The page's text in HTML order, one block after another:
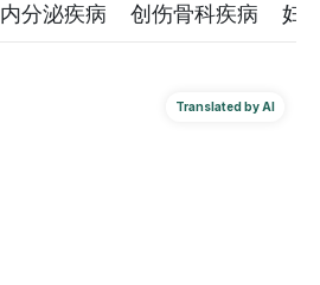
内分泌疾病 创伤骨科疾病 妇